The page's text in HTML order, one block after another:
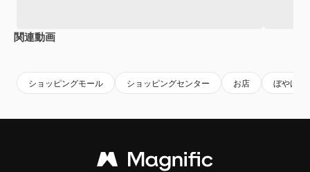
関連動画
ショッピングモール ショッピングセンター お店 ぼやけた